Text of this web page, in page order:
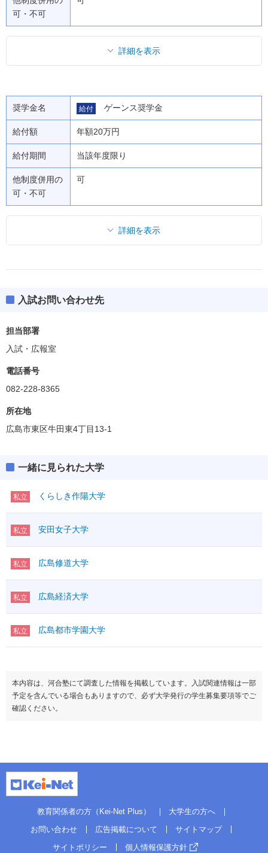
可・不可
詳細を表示
奨学金名 給付 ゲーンス奨学金
給付額 年額20万円
給付期間 当該年度限り
他制度併用の
可・不可
可
詳細を表示
入試お問い合わせ先
担当部署
入試・広報室
電話番号
082-228-8365
所在地
広島市東区牛田東4丁目13-1
一緒に見られた大学
私立 くらしき作陽大学
私立 安田女子大学
私立 広島修道大学
私立 広島経済大学
私立 広島都市学園大学
本内容は、河合塾にて調査した情報を掲載しています。入試関連情報は一部
予定を含んでいる場合もありますので、必ず大学発行の学生募集要項等でご
確認ください。
教育関係者の方（Kei-Net Plus）
大学生の方へ
お問い合わせ
広告掲載について
サイトマップ
サイトポリシー
個人情報保護方針